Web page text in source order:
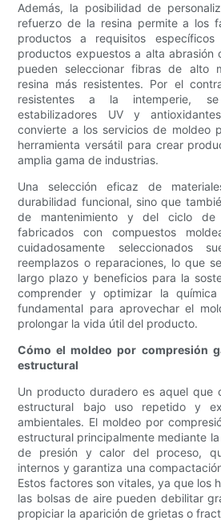
Además, la posibilidad de
refuerzo de la resina permite a los
productos a requisitos
productos expuestos a alta abrasión
pueden seleccionar fibras de alto
resina más resistentes. Por el
resistentes a la intemperie,
estabilizadores UV y
convierte a los servicios de moldeo
herramienta versátil para crear
amplia gama de industrias.
Una selección eficaz de
durabilidad funcional, sino que
de mantenimiento y del ciclo de
fabricados con compuestos
cuidadosamente seleccionados
reemplazos o reparaciones, lo que
largo plazo y beneficios para la
comprender y optimizar la
fundamental para aprovechar el
prolongar la vida útil del producto.
Cómo el moldeo por compresión
estructural
Un producto duradero es aquel que
estructural bajo uso repetido y
ambientales. El moldeo por
estructural principalmente mediante
de presión y calor del proceso,
internos y garantiza una
Estos factores son vitales, ya que los
las bolsas de aire pueden debilitar
propiciar la aparición de grietas o